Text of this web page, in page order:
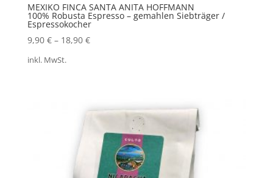
MEXIKO FINCA SANTA ANITA HOFFMANN
100% Robusta Espresso – gemahlen Siebträger /
Espressokocher
9,90 €– 18,90 €
inkl. MwSt.